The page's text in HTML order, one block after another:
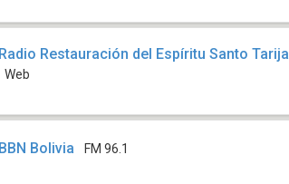
Radio Restauración del Espíritu Santo Tarija
Web
BBN Bolivia FM 96.1